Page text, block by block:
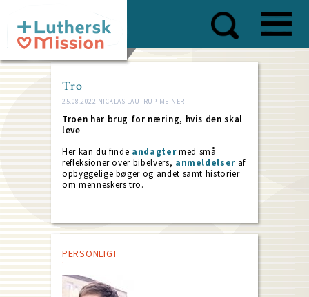
main
content
Tro
25.08.2022 NICKLAS LAUTRUP-MEINER
Troen har brug for næring, hvis den skal
leve
Her kan du finde andagtermed små
refleksioner over bibelvers, anmeldelser af
opbyggelige bøger og andet samt historier
om menneskers tro.
PERSONLIGT